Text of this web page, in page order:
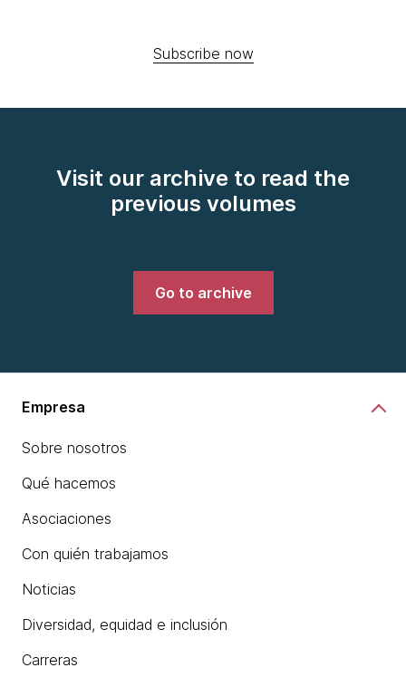
Subscribe now
Visit our archive to read the
previous volumes
Go to archive
Empresa
Sobre nosotros
Qué hacemos
Asociaciones
Con quién trabajamos
Noticias
Diversidad, equidad e inclusión
Carreras